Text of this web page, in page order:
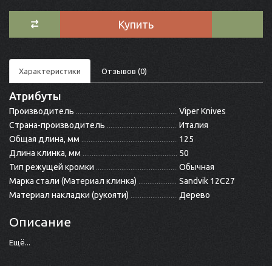
Купить
Характеристики Отзывов (0)
Атрибуты
Производитель
Viper Knives
Страна-производитель
Италия
Общая длина, мм
125
Длина клинка, мм
50
Тип режущей кромки
Обычная
Марка стали (Материал клинка)
Sandvik 12C27
Материал накладки (рукояти)
Дерево
Описание
Ещё...